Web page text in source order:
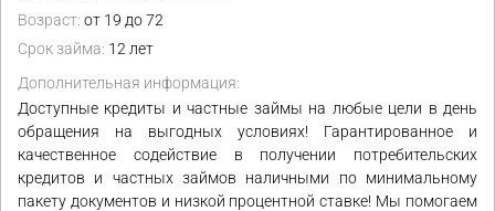
Возраст: от 19 до 72
Срок займа: 12 лет
Дополнительная информация:
Доступные кредиты и частные займы на любые цели в день
обращения на выгодных условиях! Гарантированное и
качественное содействие в получении потребительских
кредитов и частных займов наличными по минимальному
пакету документов и низкой процентной ставке! Мы помогаем